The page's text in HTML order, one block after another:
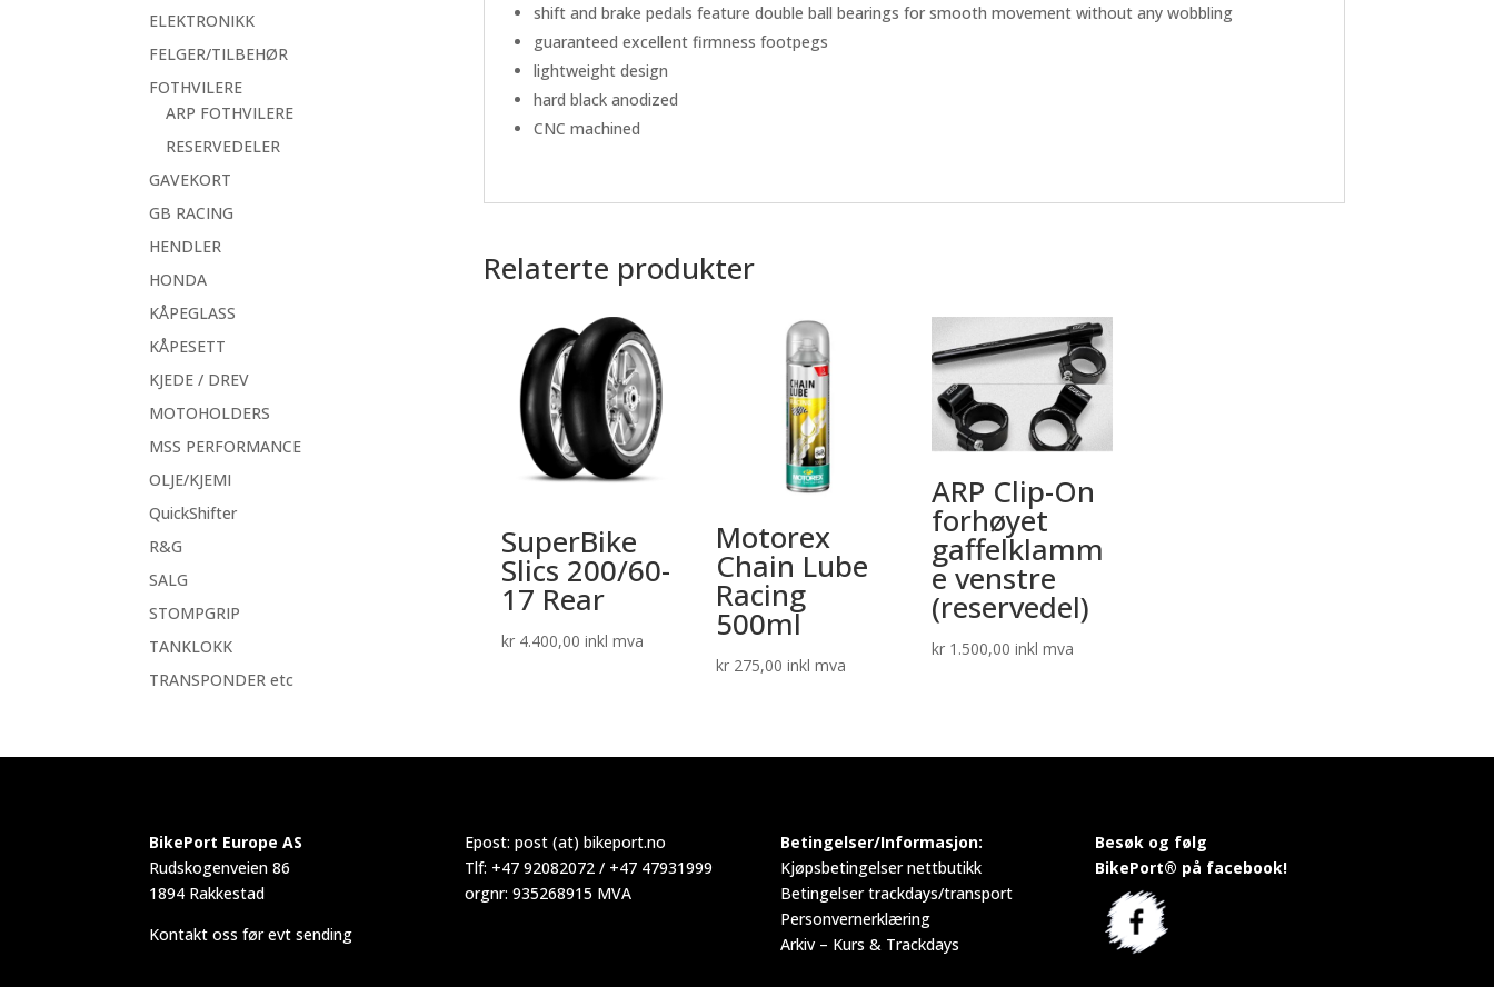
shift and brake pedals feature double ball bearings for smooth movement without any wobbling
guaranteed excellent firmness footpegs
lightweight design
hard black anodized
CNC machined
Relaterte produkter
SuperBike
Slics 200/60-
17 Rear
kr4.400,00 inkl mva
Motorex
Chain Lube
Racing
500ml
kr 275,00 inkl mva
ARP Clip-On
forhøyet
gaffelklamm
e venstre
(reservedel)
kr1.500,00 inkl mva
ELEKTRONIKK
FELGER/TILBEHØR
FOTHVILERE
ARP FOTHVILERE
RESERVEDELER
GAVEKORT
GB RACING
HENDLER
HONDA
KÅPEGLASS
KÅPESETT
KJEDE / DREV
MOTOHOLDERS
MSS PERFORMANCE
OLJE/KJEMI
QuickShifter
R&G
SALG
STOMPGRIP
TANKLOKK
TRANSPONDER etc
BikePort Europe AS
Rudskogenveien 86
1894 Rakkestad
Kontakt oss før evt sending
Epost: post (at) bikeport.no
Tlf: +47 92082072 / +47 47931999
orgnr: 935268915 MVA
Betingelser/Informasjon:
Kjøpsbetingelser nettbutikk
Betingelser trackdays/transport
Personvernerklæring
Arkiv – Kurs & Trackdays
Besøk og følg
BikePort® på facebook!